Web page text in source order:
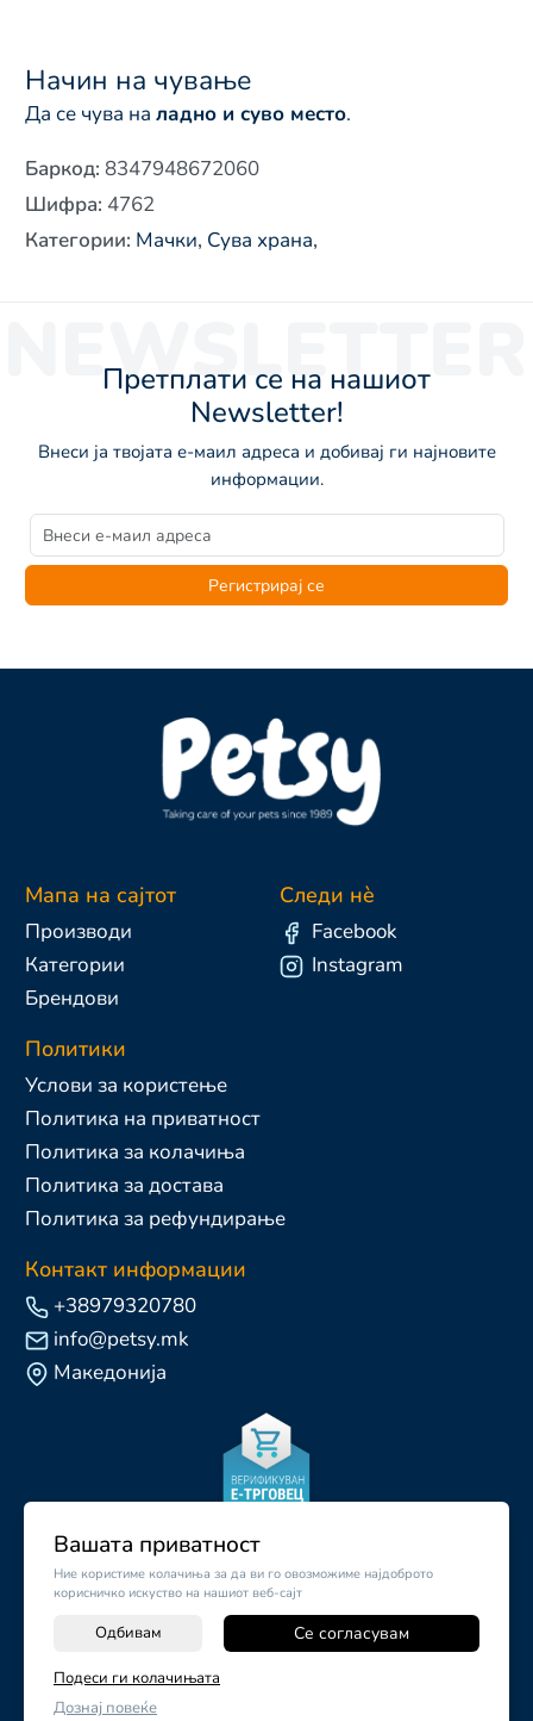
Вашата приватност
Ние користиме колачиња за да ви го овозможиме најдоброто
корисничко искуство на нашиот веб-сајт
Одбивам Се согласувам
Подеси ги колачињата
Дознај повеќе
Начин на чување
Да се чува на ладно и суво место.
Баркод: 8347948672060
Шифра: 4762
Категории: Мачки, Сува храна,
+
NEWSLETTER
Претплати се на нашиот
Newsletter!
Внеси ја твојата е-маил адреса и добивај ги најновите
информации.
Регистрирај се
Мапа на сајтот
Производи
Категории
Брендови
Политики
Услови за користење
Политика на приватност
Политика за колачиња
Политика за достава
Политика за рефундирање
Контакт информации
+38979320780
info@petsy.mk
Македонија
Следи нè
Facebook
Instagram
©2026
Поставки за колачиња